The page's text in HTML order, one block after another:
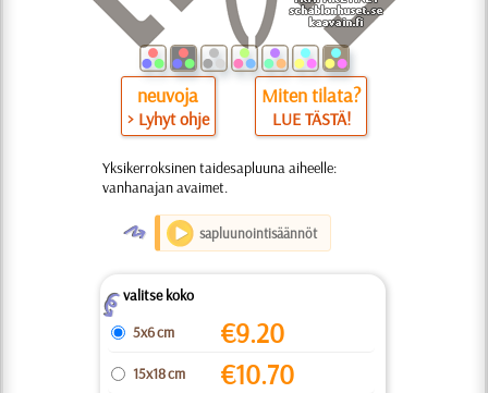
neuvoja
> Lyhyt ohje
Miten tilata?
LUE TÄSTÄ!
Yksikerroksinen taidesapluuna aiheelle:
vanhanajan avaimet.
O sapluunointisäännöt
Zvalitse koko
5x6 cm
€9.20
15x18 cm €10.70